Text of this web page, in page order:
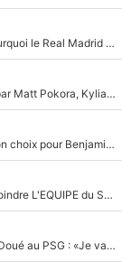
Yan Diomandé était trop cher pour le PSG : Voilà pourquoi le Real Madrid a accepté de payer la somme record de 140M€ pour boucler son transfert !
De l'équipe de France à The Voice Kids : Contacté par Matt Pokora, Kylian Mbappé a accepté de jouer un rôle inédit sur TF1 !
La Liga sur beIN Sports c’est terminé, DAZN a fait son choix pour Benjamin Da Silva et Omar Da Fonseca !
Raymond Domenech a posé ses conditions pour rejoindre L'EQUIPE du Soir : Il refuse de faire l'émission avec un autre chroniqueur !
Le transfert de Maghnes Akliouche menace Désiré Doué au PSG : «Je valide à 200%»